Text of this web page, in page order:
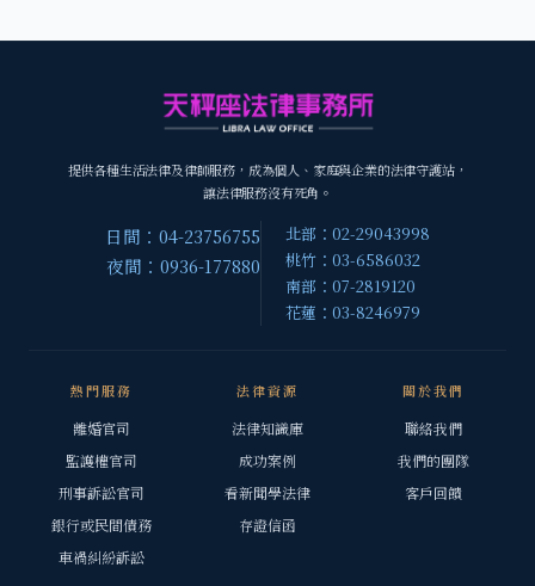
提供各種生活法律及律師服務，成為個人、家庭與企業的法律守護站，
讓法律服務沒有死角。
日間：04-23756755
夜間：0936-177880
北部：02-29043998
桃竹：03-6586032
南部：07-2819120
花蓮：03-8246979
熱門服務
離婚官司
監護權官司
刑事訴訟官司
銀行或民間債務
車禍糾紛訴訟
法律資源
法律知識庫
成功案例
看新聞學法律
存證信函
關於我們
聯絡我們
我們的團隊
客戶回饋